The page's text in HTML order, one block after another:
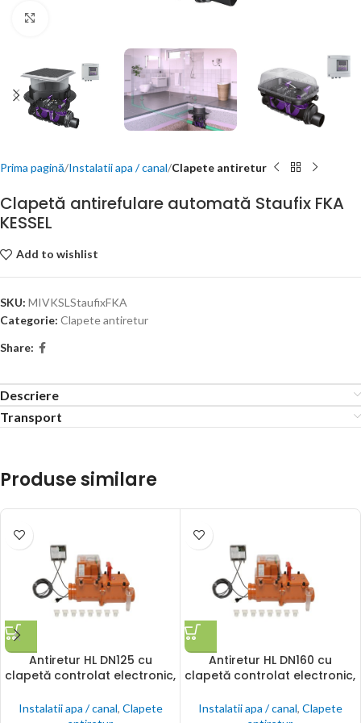
Prima pagină Instalatii apa / canal Clapete antiretur
Clapetă antirefulare automată Staufix FKA
KESSEL
Add to wishlist
SKU: MIVKSLStaufixFKA
Categorie: Clapete antiretur
Share:
Descriere
Transport
Produse similare
Antiretur HL DN125 cu
clapetă controlat electronic,
suplimentară şi închizător
Instalatii apa / canal, Clapete
Antiretur HL DN160 cu
clapetă controlat electronic,
suplimentară şi închizător
Instalatii apa / canal, Clapete